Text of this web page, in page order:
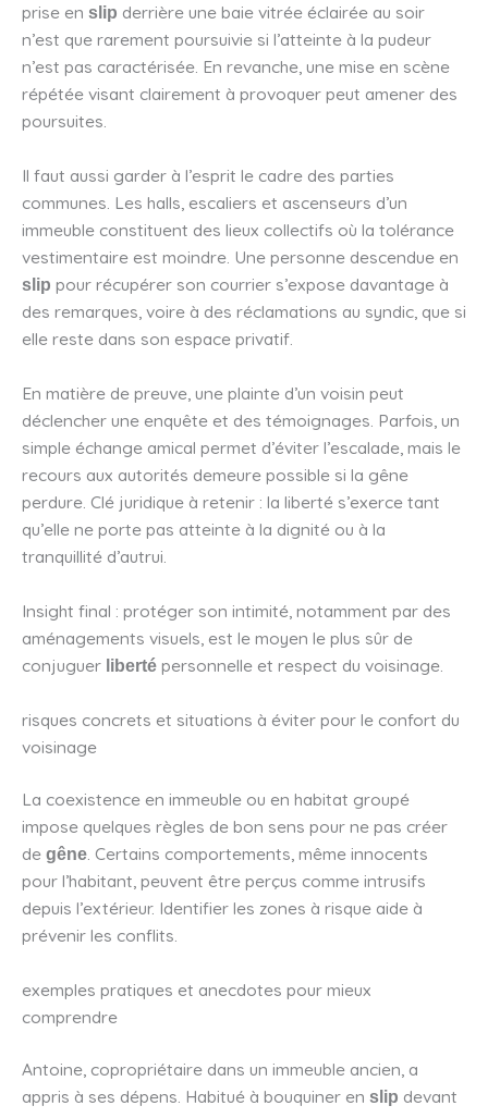
prise en slip derrière une baie vitrée éclairée au soir
n’est que rarement poursuivie si l’atteinte à la pudeur
n’est pas caractérisée. En revanche, une mise en scène
répétée visant clairement à provoquer peut amener des
poursuites.
Il faut aussi garder à l’esprit le cadre des parties
communes. Les halls, escaliers et ascenseurs d’un
immeuble constituent des lieux collectifs où la tolérance
vestimentaire est moindre. Une personne descendue en
slip pour récupérer son courrier s’expose davantage à
des remarques, voire à des réclamations au syndic, que si
elle reste dans son espace privatif.
En matière de preuve, une plainte d’un voisin peut
déclencher une enquête et des témoignages. Parfois, un
simple échange amical permet d’éviter l’escalade, mais le
recours aux autorités demeure possible si la gêne
perdure. Clé juridique à retenir : la liberté s’exerce tant
qu’elle ne porte pas atteinte à la dignité ou à la
tranquillité d’autrui.
Insight final : protéger son intimité, notamment par des
aménagements visuels, est le moyen le plus sûr de
conjuguer liberté personnelle et respect du voisinage.
risques concrets et situations à éviter pour le confort du
voisinage
La coexistence en immeuble ou en habitat groupé
impose quelques règles de bon sens pour ne pas créer
de gêne . Certains comportements, même innocents
pour l’habitant, peuvent être perçus comme intrusifs
depuis l’extérieur. Identifier les zones à risque aide à
prévenir les conflits.
exemples pratiques et anecdotes pour mieux
comprendre
Antoine, copropriétaire dans un immeuble ancien, a
appris à ses dépens. Habitué à bouquiner en slip devant